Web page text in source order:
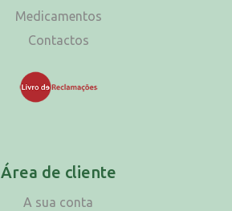
Medicamentos
Contactos
Área de cliente
A sua conta